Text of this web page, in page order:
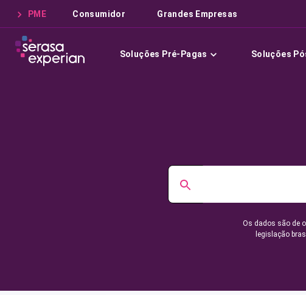
PME Consumidor Grandes Empresas
Soluções Pré-Pagas Soluções
Os dados são de
legislação